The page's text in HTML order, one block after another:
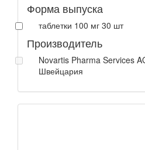
Форма выпуска
таблетки 100 мг 30 шт
Производитель
Novartis Pharma Services
Швейцария